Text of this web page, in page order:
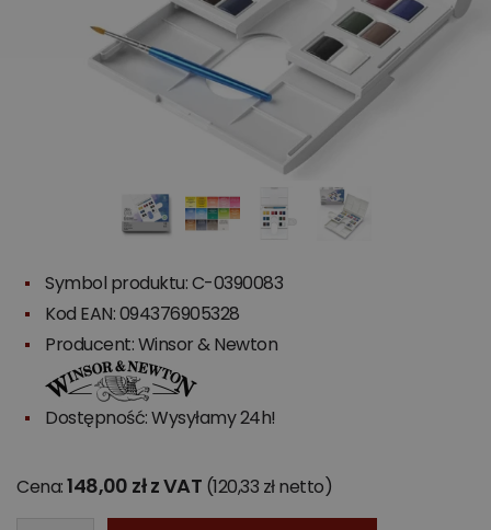
Symbol produktu: C-0390083
Kod EAN: 094376905328
Producent:Winsor & Newton
Dostępność: Wysyłamy 24h!
Cena:148,00 zł z VAT (120,33 zł netto)